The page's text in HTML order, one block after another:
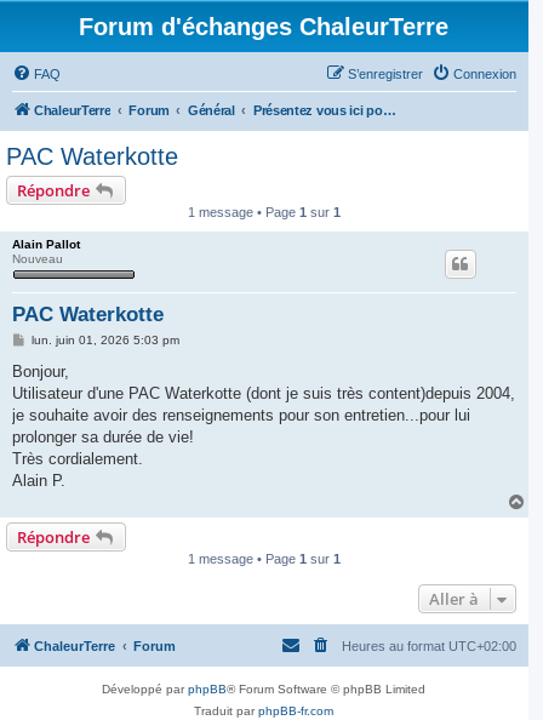
Forum d'échanges ChaleurTerre
FAQ Connexion
S’enregistrer
ChaleurTerre Forum Général Présentez vous ici pour activer votre compte
PAC Waterkotte
Répondre
1 message • Page 1 sur 1
Alain Pallot
Nouveau
PAC Waterkotte
M
s
a
g
lun. juin 01, 2026 5:03 pm
Bonjour,
Utilisateur d'une PAC Waterkotte (dont je suis très content)depuis 2004,
je souhaite avoir des renseignements pour son entretien...pour lui
prolonger sa durée de vie!
Très cordialement.
Alain P.
a
Répondre
1 message • Page 1 sur 1
Aller à
ChaleurTerre Forum Heures au format UTC+02:00
Développé parphpBB® Forum Software © phpBB Limited
Traduit parphpBB-fr.com